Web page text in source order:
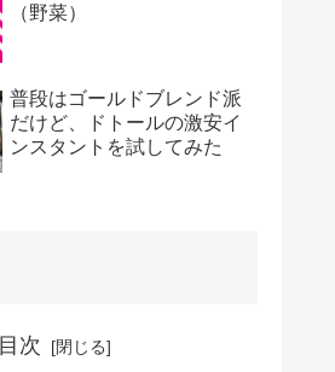
（野菜）
普段はゴールドブレンド派
だけど、ドトールの激安イ
ンスタントを試してみた
目次